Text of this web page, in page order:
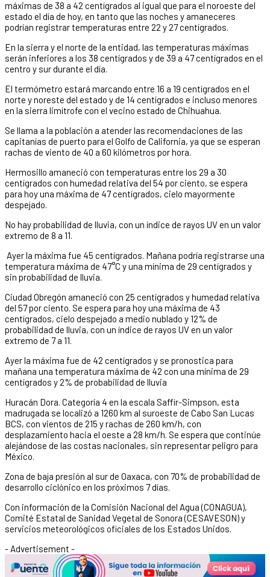
máximas de 38 a 42 centígrados al igual que para el noroeste del
estado el día de hoy, en tanto que las noches y amaneceres
podrían registrar temperaturas entre 22 y 27 centígrados.
En la sierra y el norte de la entidad, las temperaturas máximas
serán inferiores a los 38 centígrados y de 39 a 47 centígrados en el
centro y sur durante el día.
El termómetro estará marcando entre 16 a 19 centígrados en el
norte y noreste del estado y de 14 centígrados e incluso menores
en la sierra limítrofe con el vecino estado de Chihuahua.
Se llama a la población a atender las recomendaciones de las
capitanías de puerto para el Golfo de California, ya que se esperan
rachas de viento de 40 a 60 kilómetros por hora.
Hermosillo amaneció con temperaturas entre los 29 a 30
centígrados con humedad relativa del 54 por ciento, se espera
para hoy una máxima de 47 centígrados, cielo mayormente
despejado.
No hay probabilidad de lluvia, con un índice de rayos UV en un valor
extremo de 8 a 11.
Ayer la máxima fue 45 centígrados. Mañana podría registrarse una
temperatura máxima de 47°C y una mínima de 29 centígrados y
sin probabilidad de lluvia.
Ciudad Obregón amaneció con 25 centígrados y humedad relativa
del 57 por ciento. Se espera para hoy una máxima de 43
centígrados, cielo despejado a medio nublado y 12% de
probabilidad de lluvia, con un índice de rayos UV en un valor
extremo de 7 a 11.
Ayer la máxima fue de 42 centígrados y se pronostica para
mañana una temperatura máxima de 42 con una mínima de 29
centígrados y 2% de probabilidad de lluvia
Huracán Dora. Categoría 4 en la escala Saffir-Simpson, esta
madrugada se localizó a 1260 km al suroeste de Cabo San Lucas
BCS, con vientos de 215 y rachas de 260 km/h, con
desplazamiento hacia el oeste a 28 km/h. Se espera que continúe
alejándose de las costas nacionales, sin representar peligro para
México.
Zona de baja presión al sur de Oaxaca, con 70% de probabilidad de
desarrollo ciclónico en los próximos 7 días.
Con información de la Comisión Nacional del Agua (CONAGUA),
Comité Estatal de Sanidad Vegetal de Sonora (CESAVESON) y
servicios meteorológicos oficiales de los Estados Unidos.
- Advertisement -